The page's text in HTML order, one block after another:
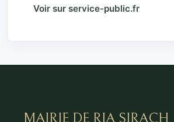
Voir sur service-public.fr
MAIRIE DE RIA SIRACH